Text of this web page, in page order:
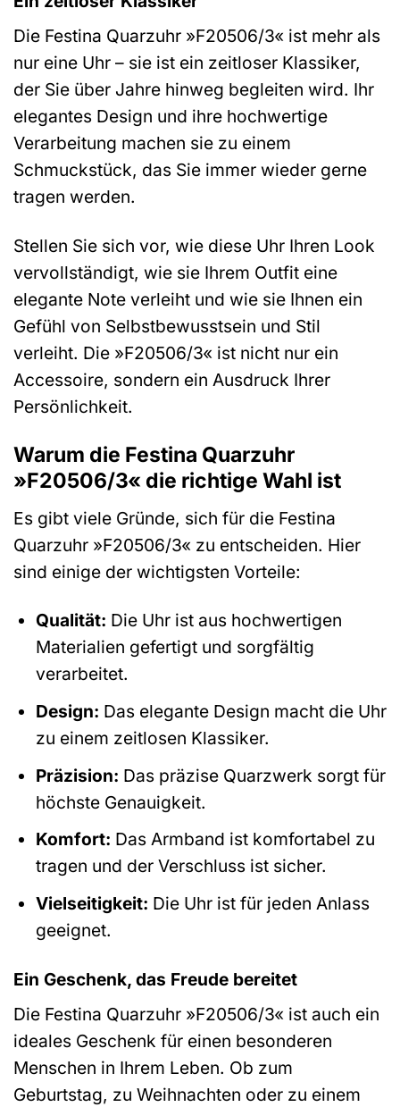
Die Festina Quarzuhr »F20506/3« ist mehr als
nur eine Uhr – sie ist ein zeitloser Klassiker,
der Sie über Jahre hinweg begleiten wird. Ihr
elegantes Design und ihre hochwertige
Verarbeitung machen sie zu einem
Schmuckstück, das Sie immer wieder gerne
tragen werden.
Stellen Sie sich vor, wie diese Uhr Ihren Look
vervollständigt, wie sie Ihrem Outfit eine
elegante Note verleiht und wie sie Ihnen ein
Gefühl von Selbstbewusstsein und Stil
verleiht. Die »F20506/3« ist nicht nur ein
Accessoire, sondern ein Ausdruck Ihrer
Persönlichkeit.
Warum die Festina Quarzuhr
»F20506/3« die richtige Wahl ist
Es gibt viele Gründe, sich für die Festina
Quarzuhr »F20506/3« zu entscheiden. Hier
sind einige der wichtigsten Vorteile:
Qualität: Die Uhr ist aus hochwertigen
Materialien gefertigt und sorgfältig
verarbeitet.
Design: Das elegante Design macht die Uhr
zu einem zeitlosen Klassiker.
Präzision: Das präzise Quarzwerk sorgt für
höchste Genauigkeit.
Komfort: Das Armband ist komfortabel zu
tragen und der Verschluss ist sicher.
Vielseitigkeit: Die Uhr ist für jeden Anlass
geeignet.
Ein Geschenk, das Freude bereitet
Die Festina Quarzuhr »F20506/3« ist auch ein
ideales Geschenk für einen besonderen
Menschen in Ihrem Leben. Ob zum
Geburtstag, zu Weihnachten oder zu einem